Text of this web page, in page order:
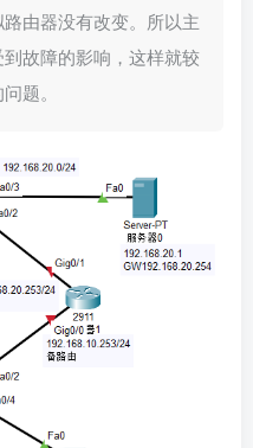
由器没有改变。所以主
故障的影响，这样就较
题。